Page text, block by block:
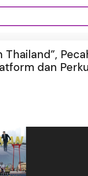
Thailand”,
dan